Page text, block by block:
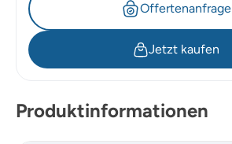
Offertenanfrage
Jetzt kaufen
Produktinformationen